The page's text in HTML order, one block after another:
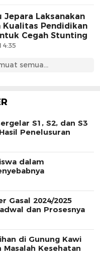
Jepara Laksanakan
Kualitas Pendidikan
Cegah Stunting
semua...
S1, S2, dan S3
Penelusuran
dalam
Gasal 2024/2025
dan Prosesnya
di Gunung Kawi
Kesehatan